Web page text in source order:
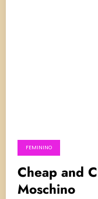
FEMININO
Cheap and
Moschino